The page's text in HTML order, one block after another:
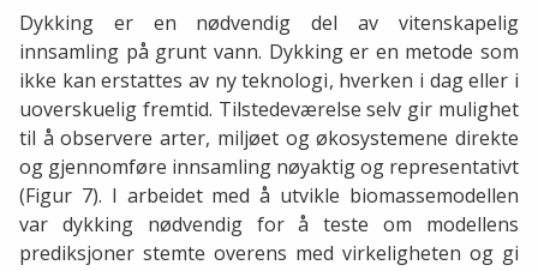
Dykking er en nødvendig del av vitenskapelig
innsamling på grunt vann. Dykking er en metode som
ikke kan erstattes av ny teknologi, hverken i dag eller i
uoverskuelig fremtid. Tilstedeværelse selv gir mulighet
til å observere arter, miljøet og økosystemene direkte
og gjennomføre innsamling nøyaktig og representativt
(Figur 7). I arbeidet med å utvikle biomassemodellen
var dykking nødvendig for å teste om modellens
prediksjoner stemte overens med virkeligheten og gi